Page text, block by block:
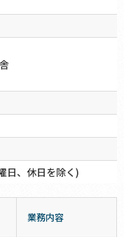
日、休日を除く)
業務内容